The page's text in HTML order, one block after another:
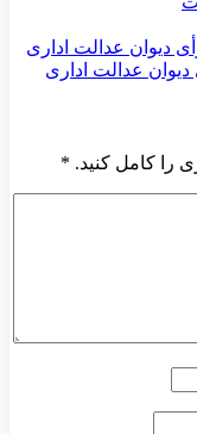
عدالت اداری
را کامل کنید. *